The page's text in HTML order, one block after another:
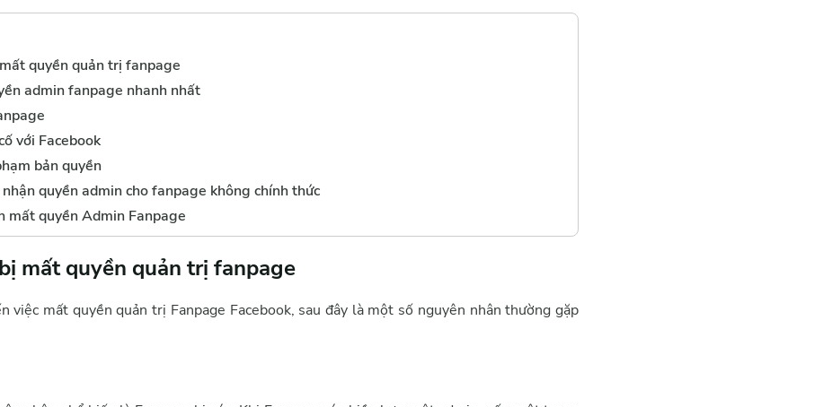
quyền quản trị fanpage
admin fanpage nhanh nhất
với Facebook
bản quyền
nhận quyền admin cho fanpage không chính thức
mất quyền Admin Fanpage
mất quyền quản trị fanpage
việc mất quyền quản trị Fanpage Facebook, sau đây là một số nguyên nhân thường gặp